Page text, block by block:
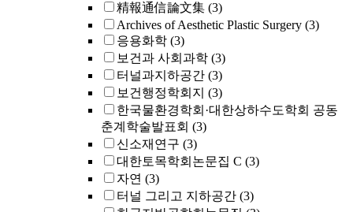
精報通信論文集 (3)
Archives of Aesthetic Plastic Surgery (3)
응용화학 (3)
보건과 사회과학 (3)
터널과지하공간 (3)
보건행정학회지 (3)
한국물환경학회·대한상하수도학회 공동
춘계학술발표회 (3)
신소재연구 (3)
대한토목학회논문집 C (3)
자연 (3)
터널 그리고 지하공간 (3)